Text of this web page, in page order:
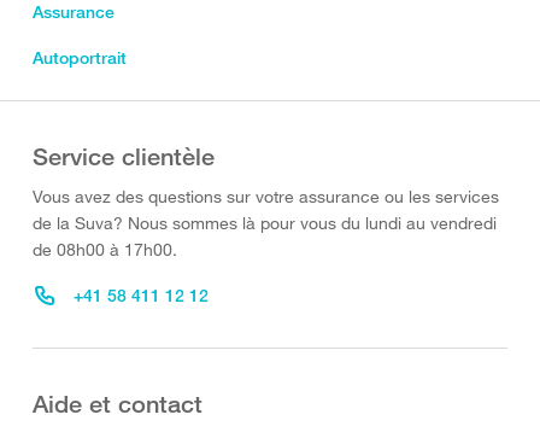
Assurance
Autoportrait
Service clientèle
Vous avez des questions sur votre assurance ou les services
de la Suva? Nous sommes là pour vous du lundi au vendredi
de 08h00 à 17h00.
+41 58 411 12 12
Aide et contact